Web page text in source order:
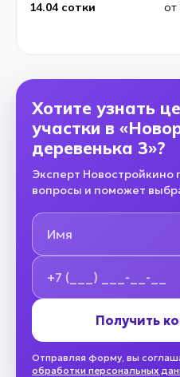
14.04 сотки
от
Хотите узнать
участки в
деревенька 3»?
Эксперт Новостройкино
вопросы и поможет
Имя
Номер телефона
Получить
Отправляя форму, вы
обработки персональных